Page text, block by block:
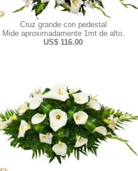
Cruz grande con pedestal
Mide aproximadamente 1mt de alto.
US$ 116.00